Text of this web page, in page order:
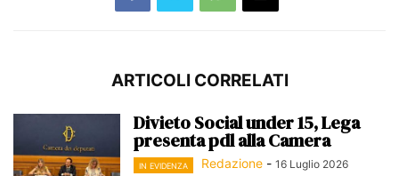
ARTICOLI CORRELATI
Divieto Social under 15, Lega
presenta pdl alla Camera
IN EVIDENZA Redazione - 16 Luglio 2026